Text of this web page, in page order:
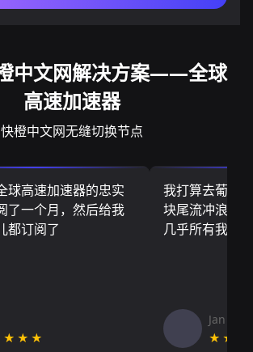
中文网解决方案——全球
高速加速器
快橙中文网无缝切换节点
球高速加速器的忠实
了一个月，然后给我
都订阅了
我打算去葡萄
块尾流冲浪板
几乎所有我需
Jan V